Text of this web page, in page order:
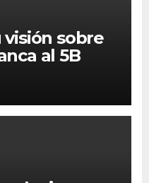
visión sobre
al 5B